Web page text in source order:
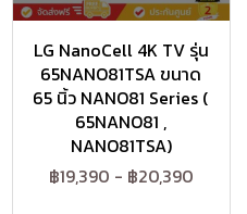
LG NanoCell 4K TV รุ่น
65NANO81TSA ขนาด
65 นิ้ว NANO81 Series (
65NANO81 ,
NANO81TSA)
฿19,390 - ฿20,390